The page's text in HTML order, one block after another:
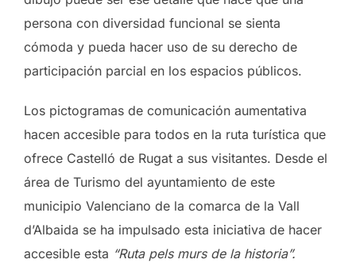
persona con diversidad funcional se sienta
cómoda y pueda hacer uso de su derecho de
participación parcial en los espacios públicos.
Los pictogramas de comunicación aumentativa
hacen accesible para todos en la ruta turística que
ofrece Castelló de Rugat a sus visitantes. Desde el
área de Turismo del ayuntamiento de este
municipio Valenciano de la comarca de la Vall
d’Albaida se ha impulsado esta iniciativa de hacer
accesible esta “Ruta pels murs de la historia”.